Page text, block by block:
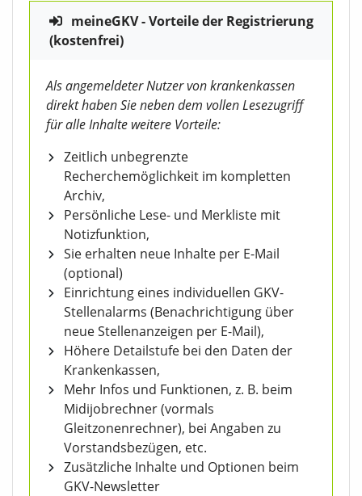
meineGKV - Vorteile der Registrierung
(kostenfrei)
Als angemeldeter Nutzer von krankenkassen
direkt haben Sie neben dem vollen Lesezugriff
für alle Inhalte weitere Vorteile:
Zeitlich unbegrenzte
Recherchemöglichkeit im kompletten
Archiv,
Persönliche Lese- und Merkliste mit
Notizfunktion,
Sie erhalten neue Inhalte per E-Mail
(optional)
Einrichtung eines individuellen GKV-
Stellenalarms (Benachrichtigung über
neue Stellenanzeigen per E-Mail),
Höhere Detailstufe bei den Daten der
Krankenkassen,
Mehr Infos und Funktionen, z. B. beim
Midijobrechner (vormals
Gleitzonenrechner), bei Angaben zu
Vorstandsbezügen, etc.
Zusätzliche Inhalte und Optionen beim
GKV-Newsletter